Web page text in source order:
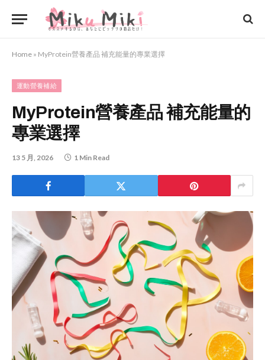
Home » MyProtein營養產品 補充能量的專業選擇
運動營養補給
MyProtein營養產品 補充能量的
專業選擇
13 5 月, 2026 1 Min Read